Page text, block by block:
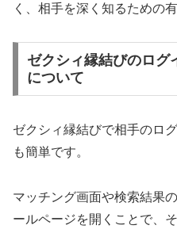
く、相手を深く知るための
ゼクシィ縁結びのログ
について
ゼクシィ縁結びで相手のロ
も簡単です。
マッチング画面や検索結果
ールページを開くことで、